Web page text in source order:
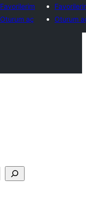
Favorilerim
Oturum aç
Oturum